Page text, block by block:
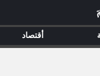
أقتصاد